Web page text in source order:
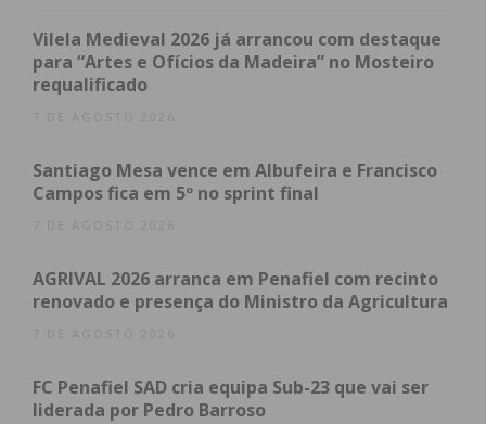
mobiliário, localizadas na “Capital do Móvel”.
O evento destina-se principalmente às PMEs
europeias do setor do mobiliário e do público
entanto, é um evento aberto e gratuito a toda a
comunidade em geral.
Índice
Subscreva a newsletter do Imediato
Vilela Medieval 2026 já arrancou com destaque
para “Artes e Ofícios da Madeira” no Mosteiro
requalificado
7 DE AGOSTO 2026
Santiago Mesa vence em Albufeira e Francisco
Campos fica em 5º no sprint final
7 DE AGOSTO 2026
AGRIVAL 2026 arranca em Penafiel com recinto
renovado e presença do Ministro da Agricultura
7 DE AGOSTO 2026
FC Penafiel SAD cria equipa Sub-23 que vai ser
liderada por Pedro Barroso